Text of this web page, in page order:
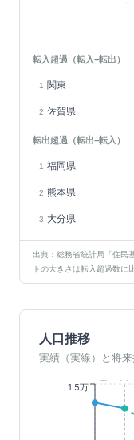
転入超過（転入−転出）
1 関東
2 佐賀県
転出超過（転出−転入）
1 福岡県
2 熊本県
3 大分県
出典：総務省統計局「住民
トの大きさは転入超過数に
人口推移
実績（実線）と将来
1.5万